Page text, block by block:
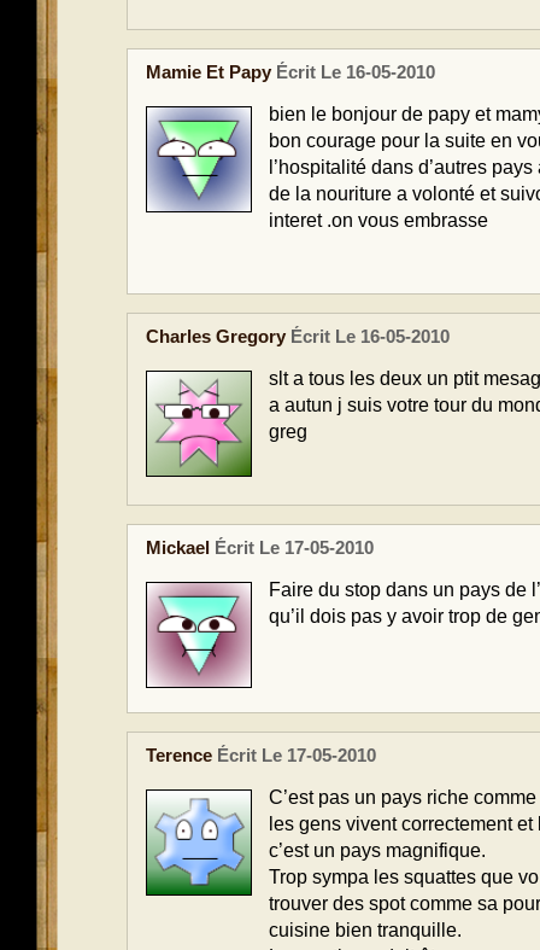
Mamie Et Papy Écrit Le 16-05-2010
bien le bonjour de papy et
bon courage pour la suite en
l’hospitalité dans d’autres
de la nouriture a volonté et
interet .on vous embrasse
Charles Gregory Écrit Le 16-05-2010
slt a tous les deux un ptit
a autun j suis votre tour du
greg
Mickael Écrit Le 17-05-2010
Faire du stop dans un pays de
qu’il dois pas y avoir trop de
Terence Écrit Le 17-05-2010
C’est pas un pays riche
les gens vivent correctement
c’est un pays magnifique.
Trop sympa les squattes que
trouver des spot comme sa
cuisine bien tranquille.